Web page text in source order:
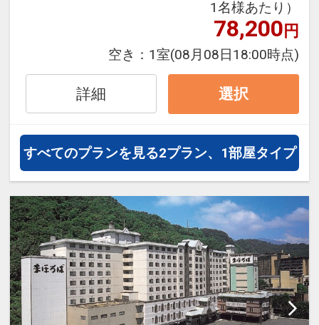
フライトは、安心のJAL（または
JALグループ）確約！フライトマイ
ル50%貯まります。
通・体験プランなどの追加（同時予
約）が可能なプランもございます。
※施設使用料として3～5歳の添い寝
ただきます(現地払い)
1名様あたり）
78,200円
空き： 1室(08月08日18:00時点)
詳細 選択
すべてのプランを見る2プラン、1部屋タイプ